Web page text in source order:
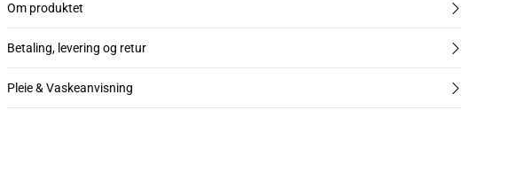
Om produktet
Betaling, levering og retur
Pleie & Vaskeanvisning